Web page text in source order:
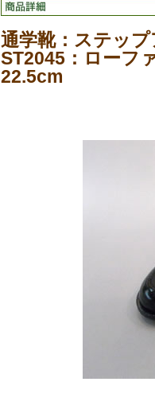
通学靴：ステッ
ST2045：ローフ
22.5cm